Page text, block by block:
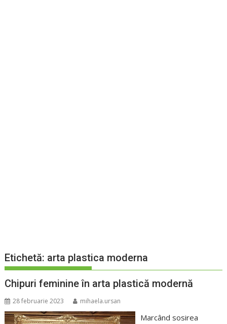
Etichetă: arta plastica moderna
Chipuri feminine în arta plastică modernă
28 februarie 2023 mihaela.ursan
Marcând sosirea